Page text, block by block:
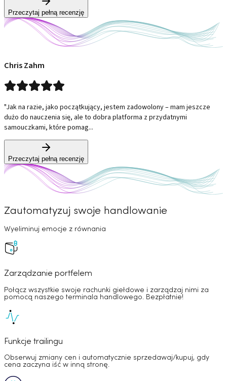
Przeczytaj pełną recenzję
Chris Zahm
"Jak na razie, jako początkujący, jestem zadowolony – mam jeszcze
dużo do nauczenia się, ale to dobra platforma z przydatnymi
samouczkami, które pomag...
Przeczytaj pełną recenzję
Zautomatyzuj swoje handlowanie
Wyeliminuj emocje z równania
Zarządzanie portfelem
Połącz wszystkie swoje rachunki giełdowe i zarządzaj nimi za
pomocą naszego terminala handlowego. Bezpłatnie!
Funkcje trailingu
Obserwuj zmiany cen i automatycznie sprzedawaj/kupuj, gdy
cena zaczyna iść w inną stronę.